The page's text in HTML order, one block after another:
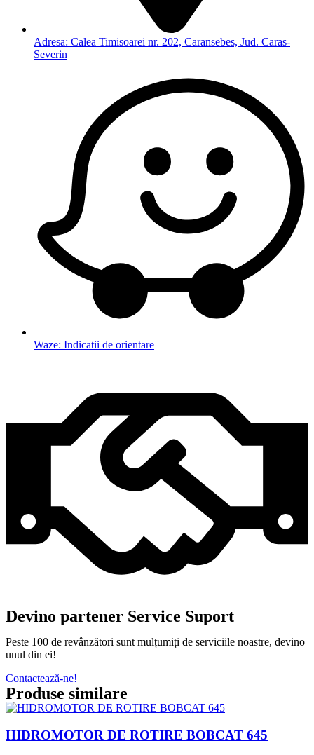
Adresa: Calea Timisoarei nr. 202, Caransebes, Jud. Caras-
Severin
Waze: Indicatii de orientare
Devino partener Service Suport
Peste 100 de revânzători sunt mulțumiți de serviciile noastre, devino
unul din ei!
Contactează-ne!
Produse similare
HIDROMOTOR DE ROTIRE BOBCAT 645